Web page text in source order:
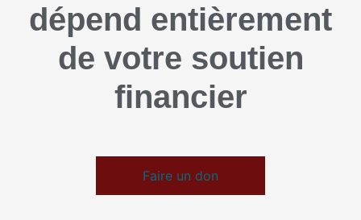
dépend entièrement
de votre soutien
financier
Faire un don